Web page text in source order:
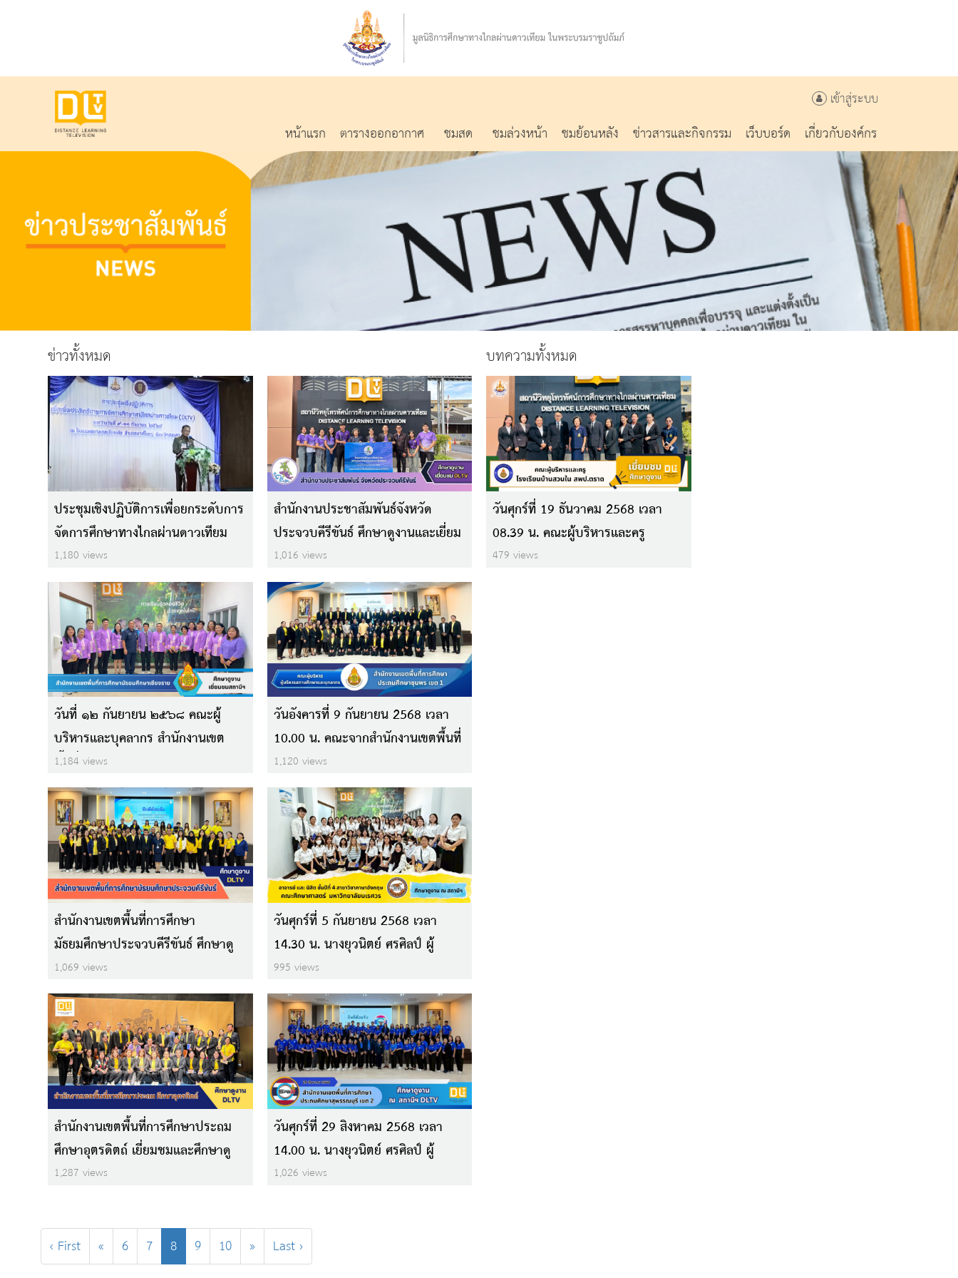
เข้าสู่ระบบ
หน้าแรก ตารางออกอากาศ ชมสด ชมล่วงหน้า ชมย้อนหลัง ข่าวสารและกิจกรรม เว็บบอร์ด เกี่ยวกับองค์กร
ข่าวทั้งหมด
ประชุมเชิงปฏิบัติการเพื่อยกระดับการ
จัดการศึกษาทางไกลผ่านดาวเทียม
สำหรับโรงเรียนศาสนาควบคู่สามัญ ๕
จังหวัดชายแดนใต้
1,180 views
สำนักงานประชาสัมพันธ์จังหวัด
ประจวบคีรีขันธ์ ศึกษาดูงานและเยี่ยม
ชม DLTV
1,016 views
วันที่ ๑๒ กันยายน ๒๕๖๘ คณะผู้
บริหารและบุคลากร สำนักงานเขต
พื้นที่การศึกษามัธยมศึกษาเชียงราย
จำนวน ๑๔ คน
1,184 views
วันอังคารที่ 9 กันยายน 2568 เวลา
10.00 น. คณะจากสำนักงานเขตพื้นที่
การศึกษาประถมศึกษาชุมพร เขต 1
1,120 views
สำนักงานเขตพื้นที่การศึกษา
มัธยมศึกษาประจวบคีรีขันธ์ ศึกษาดู
งาน DLTV
1,069 views
วันศุกร์ที่ 5 กันยายน 2568 เวลา
14.30 น. นางยุวนิตย์ ศรศิลป์ ผู้
อำนวยการสถานีฯ ให้การต้อนรับ
อย่างอบอุ่น แก่ คณะอาจารย์ และ
นิสิต คณะอาจารย์ และนิสิตปริญญา
ตรี ชั้นปีที่ 4
995 views
สำนักงานเขตพื้นที่การศึกษาประถม
ศึกษาอุตรดิตถ์ เยี่ยมชมและศึกษาดู
งานสถานีวิทยุโทรทัศน์การศึกษาทาง
1,287 views
วันศุกร์ที่ 29 สิงหาคม 2568 เวลา
14.00 น. นางยุวนิตย์ ศรศิลป์ ผู้
อำนวยการสถานีฯ ให้การต้อนรับคณะ
1,026 views
‹ First « 6 7 8 9 10 » Last ›
บทความทั้งหมด
วันศุกร์ที่ 19 ธันวาคม 2568 เวลา
08.39 น. คณะผู้บริหารและครู
โรงเรียนบ้านสวนใน สพป.ตราด เยี่ยม
479 views